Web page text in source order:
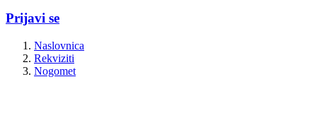
Prijavi se
Naslovnica
Rekviziti
Nogomet